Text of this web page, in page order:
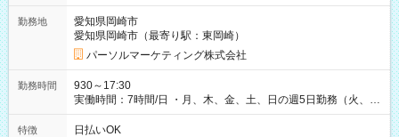
勤務地
愛知県岡崎市
愛知県岡崎市（最寄り駅：東岡崎）
パーソルマーケティング株式会社
勤務時間
930～17:30
実働時間：7時間/日 ・月、木、金、土、日の週5日勤務（火、水
は固定休です／夏季、年末年始等、長期休暇有り！） ・ワンシ
フト！ 残業ほぼナシ（0～5h/月）
特徴 日払いOK